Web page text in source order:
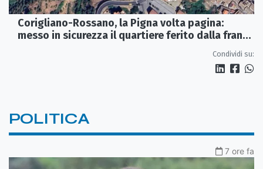
Corigliano-Rossano, la Pigna volta pagina:
messo in sicurezza il quartiere ferito dalla frana
Condividi su:
POLITICA
7 ore fa